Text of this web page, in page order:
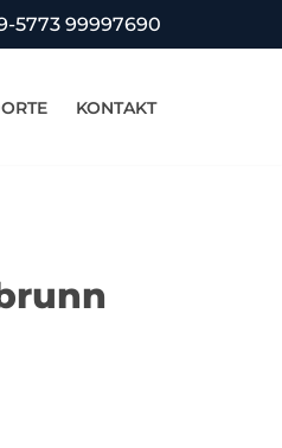
5773 99997690
KONTAKT